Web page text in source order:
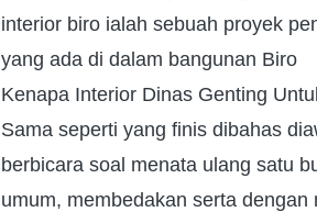
interior biro ialah sebuah proyek
yang ada di dalam bangunan Biro
Kenapa Interior Dinas Genting
Sama seperti yang finis dibahas
berbicara soal menata ulang satu
umum, membedakan serta